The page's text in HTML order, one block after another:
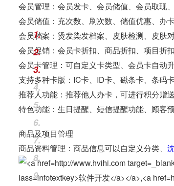
会员管理：会员发卡、会员储值、会员取现
会员储值：充次数、刷次数、储值优惠、办卡
会员档案：烫发染发档案、皮肤检测、皮肤
会员促销：会员卡折扣、商品折扣、项目折
会员卡管理：可自定义卡类型、会员卡自动
支持多种卡版：IC卡、ID卡、磁条卡、条码卡
推荐人功能：推荐他人办卡，可进行积分赠送
特色功能：生日提醒、短信提醒功能、顾客
商品及项目管理
商品资料管理：商品信息可以自定义分类、
1.
2.
3.
4.
5.
6.
7.
8.
9.